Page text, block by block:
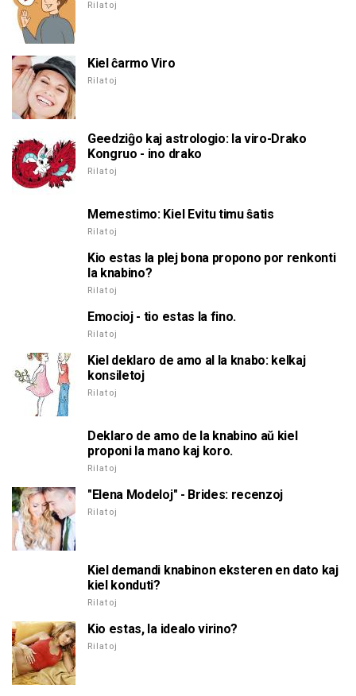
Rilatoj
Kiel ĉarmo Viro
Rilatoj
Geedziĝo kaj astrologio: la viro-Drako
Kongruo - ino drako
Rilatoj
Memestimo: Kiel Evitu timu ŝatis
Rilatoj
Kio estas la plej bona propono por renkonti
la knabino?
Rilatoj
Emocioj - tio estas la fino.
Rilatoj
Kiel deklaro de amo al la knabo: kelkaj
konsiletoj
Rilatoj
Deklaro de amo de la knabino aŭ kiel
proponi la mano kaj koro.
Rilatoj
"Elena Modeloj" - Brides: recenzoj
Rilatoj
Kiel demandi knabinon eksteren en dato kaj
kiel konduti?
Rilatoj
Kio estas, la idealo virino?
Rilatoj